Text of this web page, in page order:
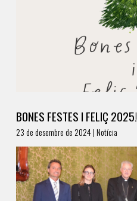
BONES FESTES I FELIÇ 2025!
23 de desembre de 2024 | Notícia